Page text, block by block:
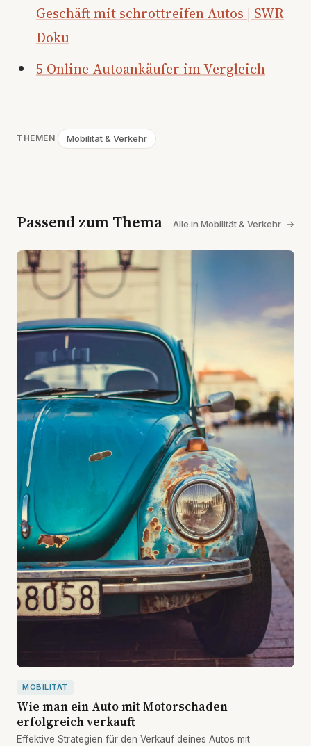
Geschäft mit schrottreifen Autos | SWR
Doku
5 Online-Autoankäufer im Vergleich
THEMEN Mobilität & Verkehr
Passend zum Thema Alle in Mobilität & Verkehr →
MOBILITÄT
Wie man ein Auto mit Motorschaden
erfolgreich verkauft
Effektive Strategien für den Verkauf deines Autos mit